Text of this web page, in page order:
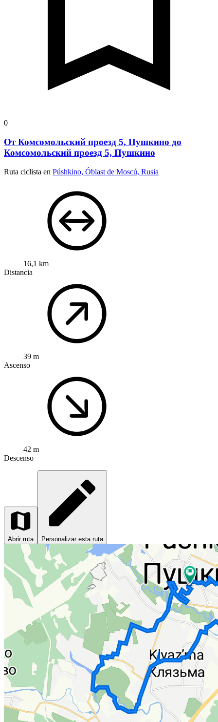
0
От Комсомольский проезд 5, Пушкино до
Комсомольский проезд 5, Пушкино
Ruta ciclista en Púshkino, Óblast de Moscú, Rusia
16,1 km
Distancia
39 m
Ascenso
42 m
Descenso
Abrir ruta Personalizar esta ruta